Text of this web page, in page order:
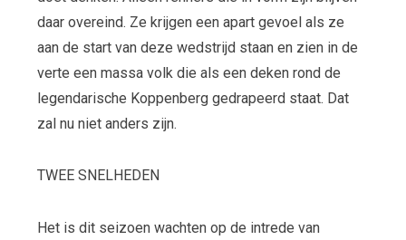
daar overeind. Ze krijgen een apart gevoel als ze
aan de start van deze wedstrijd staan en zien in de
verte een massa volk die als een deken rond de
legendarische Koppenberg gedrapeerd staat. Dat
zal nu niet anders zijn.
TWEE SNELHEDEN
Het is dit seizoen wachten op de intrede van